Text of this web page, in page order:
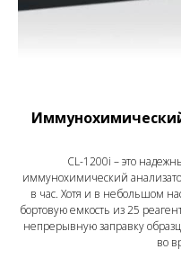
CL-1200i – это
иммунохимический
в час. Хотя и в небольшом
бортовую емкость из 25
непрерывную заправку
во